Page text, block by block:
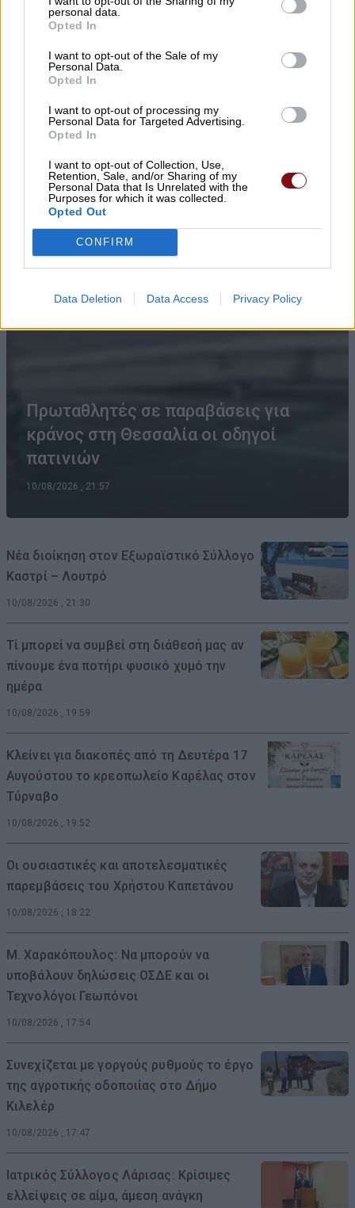
personal data.
Opted In
I want to opt-out of the Sale of my
Personal Data.
Opted In
I want to opt-out of processing my
Personal Data for Targeted Advertising.
Opted In
I want to opt-out of Collection, Use,
Retention, Sale, and/or Sharing of my
Personal Data that Is Unrelated with the
Purposes for which it was collected.
Opted Out
CONFIRM
Data Deletion Data Access Privacy Policy
Πρωταθλητές σε παραβάσεις για
κράνος στη Θεσσαλία οι οδηγοί
πατινιών
10/08/2026 , 21:57
Νέα διοίκηση στον Εξωραϊστικό Σύλλογο
Καστρί – Λουτρό
10/08/2026 , 21:30
Τί μπορεί να συμβεί στη διάθεσή μας αν
πίνουμε ένα ποτήρι φυσικό χυμό την
ημέρα
10/08/2026 , 19:59
Κλείνει για διακοπές από τη Δευτέρα 17
Αυγούστου το κρεοπωλείο Καρέλας στον
Τύρναβο
10/08/2026 , 19:52
Οι ουσιαστικές και αποτελεσματικές
παρεμβάσεις του Χρήστου Καπετάνου
10/08/2026 , 18:22
Μ. Χαρακόπουλος: Να μπορούν να
υποβάλουν δηλώσεις ΟΣΔΕ και οι
Τεχνολόγοι Γεωπόνοι
10/08/2026 , 17:54
Συνεχίζεται με γοργούς ρυθμούς το έργο
της αγροτικής οδοποιίας στο Δήμο
Κιλελέρ
10/08/2026 , 17:47
Ιατρικός Σύλλογος Λάρισας: Κρίσιμες
ελλείψεις σε αίμα, άμεση ανάγκη